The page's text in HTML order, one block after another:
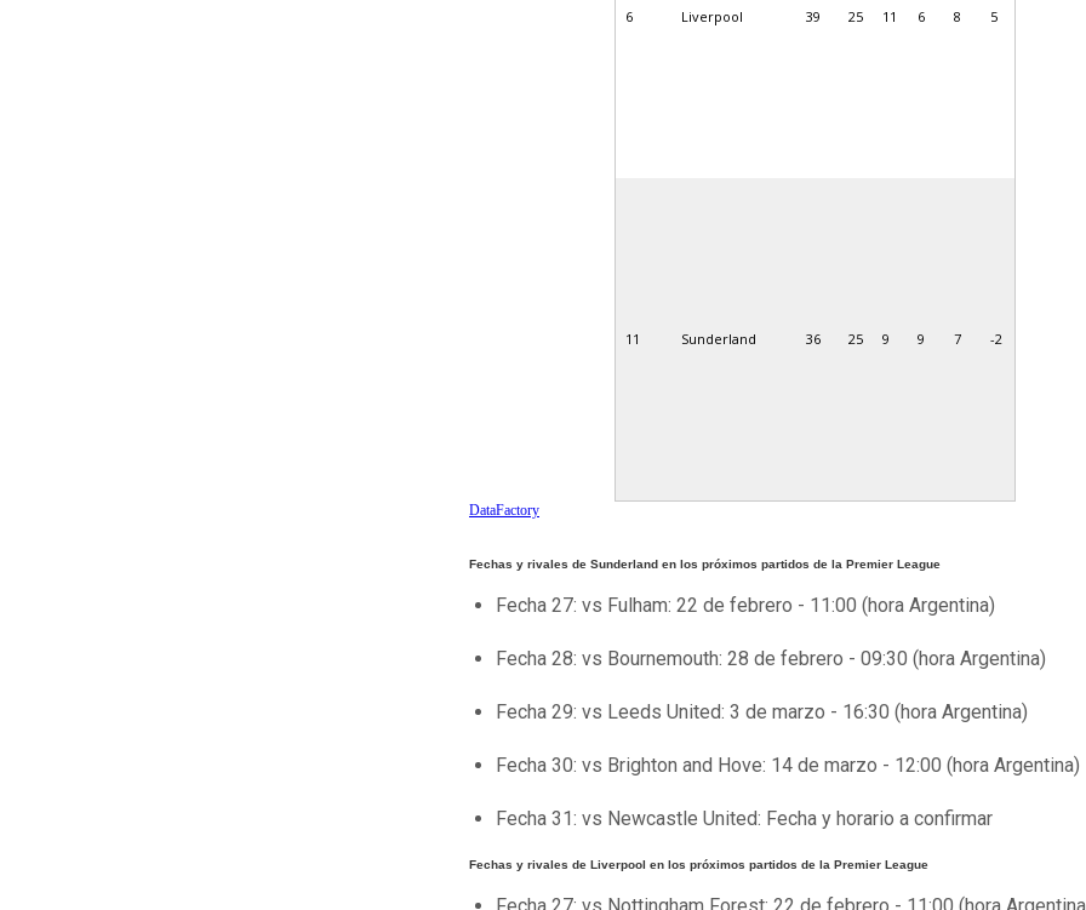
6 Liverpool 39 25 11 6 8 5
11 Sunderland 36 25 9 9 7 -2
DataFactory
Fechas y rivales de Sunderland en los próximos partidos de la Premier League
Fecha 27: vs Fulham: 22 de febrero - 11:00 (hora Argentina)
Fecha 28: vs Bournemouth: 28 de febrero - 09:30 (hora Argentina)
Fecha 29: vs Leeds United: 3 de marzo - 16:30 (hora Argentina)
Fecha 30: vs Brighton and Hove: 14 de marzo - 12:00 (hora Argentina)
Fecha 31: vs Newcastle United: Fecha y horario a confirmar
Fechas y rivales de Liverpool en los próximos partidos de la Premier League
Fecha 27: vs Nottingham Forest: 22 de febrero - 11:00 (hora